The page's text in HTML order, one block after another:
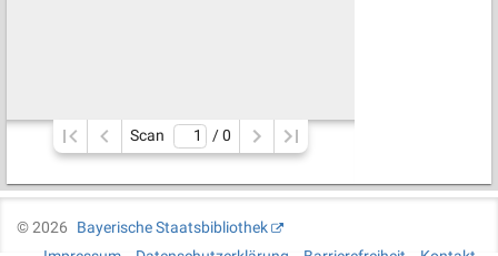
Scan / 0
©2026
Bayerische Staatsbibliothek